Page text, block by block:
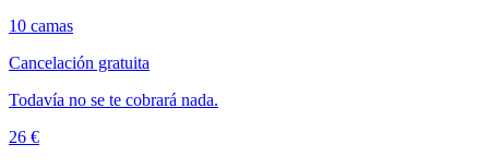
10 camas
Cancelación gratuita
Todavía no se te cobrará nada.
26 €